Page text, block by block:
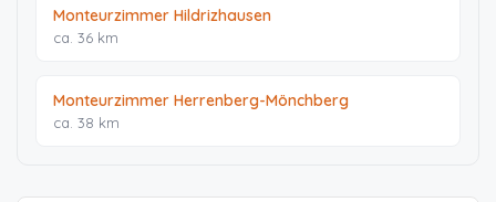
Monteurzimmer Hildrizhausen
ca. 36 km
Monteurzimmer Herrenberg-Mönchberg
ca. 38 km